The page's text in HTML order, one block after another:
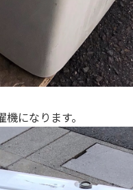
になります。